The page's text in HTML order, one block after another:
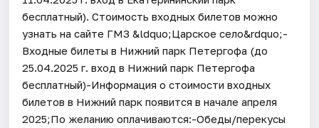
бесплатный). Стоимость входных билетов можно
узнать на сайте ГМЗ &ldquo;Царское село&rdquo;-
Входные билеты в Нижний парк Петергофа (до
25.04.2025 г. вход в Нижний парк Петергофа
бесплатный)-Информация о стоимости входных
билетов в Нижний парк появится в начале апреля
2025;По желанию оплачиваются:-Обеды/перекусы